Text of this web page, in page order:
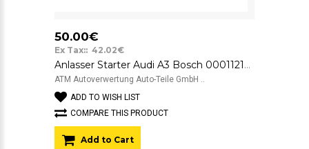
50.00€
Ex Tax:: 42.02€
Anlasser Starter Audi A3 Bosch 0001121006 12v 020911023F
ATM Autoverwertung Auto-Teile GmbH ..
ADD TO WISH LIST
COMPARE THIS PRODUCT
Add to Cart